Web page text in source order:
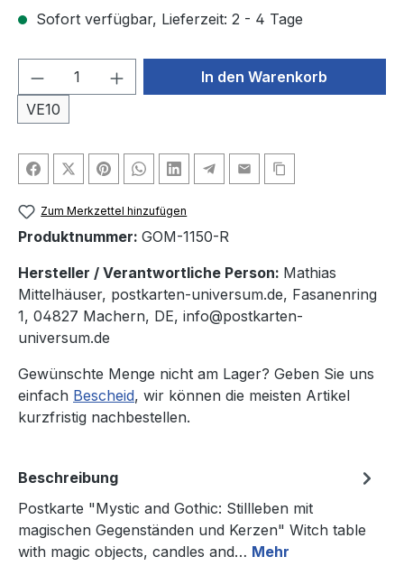
Sofort verfügbar, Lieferzeit: 2 - 4 Tage
Produkt Anzahl: Gib den
VE10
In den Warenkorb
Zum Merkzettel hinzufügen
Produktnummer: GOM-1150-R
Hersteller / Verantwortliche Person: Mathias
Mittelhäuser, postkarten-universum.de, Fasanenring
1, 04827 Machern, DE, info@postkarten-
universum.de
Gewünschte Menge nicht am Lager? Geben Sie uns
einfach Bescheid, wir können die meisten Artikel
kurzfristig nachbestellen.
Beschreibung
Postkarte "Mystic and Gothic: Stillleben mit
magischen Gegenständen und Kerzen" Witch table
with magic objects, candles and… Mehr